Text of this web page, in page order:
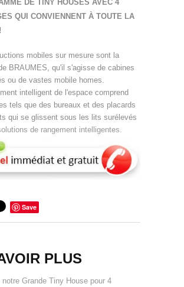
DE TINY HOUSES AVEC 4
QUI CONVIENNENT À TOUTE LA
mobiles sur mesure sont la
BRAUMES, qu'il s'agisse de cabines
ou de vastes mobile homes.
intelligent de l'espace comprend
tels que des bureaux et des placards
qui se glissent sous les lits surélevés
de rangement intelligentes.
Save
PLUS
notre Grande Tiny House pour 4